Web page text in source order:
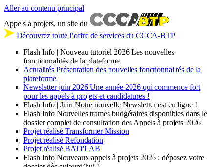
Aller au contenu principal
Appels à projets, un site du
Découvrez toute l’offre de services du CCCA-BTP
Flash Info | Nouveau tutoriel 2026 Les nouvelles
fonctionnalités de la plateforme
Actualités Présentation des nouvelles fonctionnalités de la
plateforme
Newsletter juin 2026 Une année 2026 qui commence fort
pour les appels à projets et candidatures !
Flash Info | Juin Notre nouvelle Newsletter est en ligne !
Flash Info Nouvelles trames budgétaires disponibles dans le
dossier complet de consultation des Appels à projets 2026
Projet réalisé Transformer Mission
Projet réalisé Refondation
Projet réalisé BATI'LAB
Flash Info Nouveaux appels à projets 2026 : déposez votre